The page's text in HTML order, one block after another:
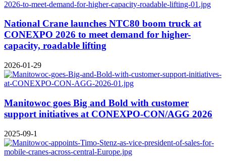
National Crane launches NTC80 boom truck at
CONEXPO 2026 to meet demand for higher-
capacity, roadable lifting
2026-01-29
Manitowoc goes Big and Bold with customer
support initiatives at CONEXPO-CON/AGG 2026
2025-09-1